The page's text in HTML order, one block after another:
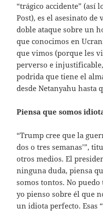
“trágico accidente” (así
Post), es el asesinato
doble ataque sobre un
que conocimos en
que vimos (porque les
perverso e
podrida que tiene el
desde Netanyahu hasta
Piensa que somos
“Trump cree que la
dos o tres semanas’”,
otros medios. El
ninguna duda, piensa
somos tontos. No
yo pienso sobre él que
un idiota perfecto. Esas